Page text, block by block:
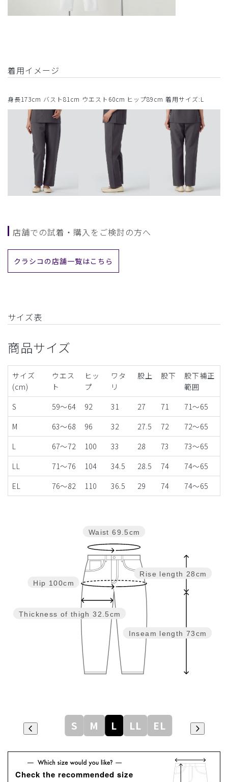
着用イメージ
身長173cm バスト81cm ウエスト60cm ヒップ89cm 着用サイズ:L
店舗での試着・購入をご検討の方へ
クラシコの店舗一覧はこちら
サイズ表
商品サイズ
サイズ
(cm)
ウエス
ト
ヒッ
プ
ワタ
リ
股上 股下
股下補正
範囲
S
59～64 92 31 27 71
71〜65
M
63～68 96 32 27.5 72
72〜65
L
67～72 100 33 28 73
73〜65
LL
71～76 104 34.5 28.5 74
74〜65
EL
76～82 110 36.5 29 74 74〜65
Inseam length 73cm
Rise length 28cm
Thickness of thigh 32.5cm
Hip 100cm
Waist 69.5cm
S M L LL EL
Check the recommended size